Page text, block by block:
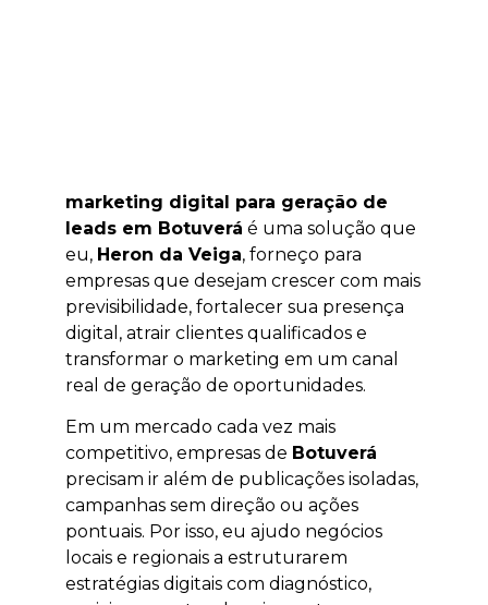
marketing digital para geração de
leads em Botuverá é uma solução que
eu, Heron da Veiga, forneço para
empresas que desejam crescer com mais
previsibilidade, fortalecer sua presença
digital, atrair clientes qualificados e
transformar o marketing em um canal
real de geração de oportunidades.
Em um mercado cada vez mais
competitivo, empresas de Botuverá
precisam ir além de publicações isoladas,
campanhas sem direção ou ações
pontuais. Por isso, eu ajudo negócios
locais e regionais a estruturarem
estratégias digitais com diagnóstico,